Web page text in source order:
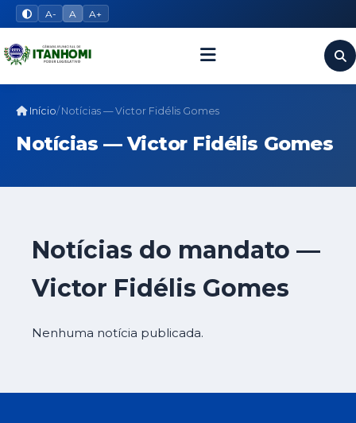
A- A A+
Início Notícias — Victor Fidélis Gomes
Notícias — Victor Fidélis Gomes
Notícias do mandato —
Victor Fidélis Gomes
Nenhuma notícia publicada.